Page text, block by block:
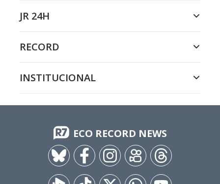
JR 24H
RECORD
INSTITUCIONAL
ECO RECORD NEWS